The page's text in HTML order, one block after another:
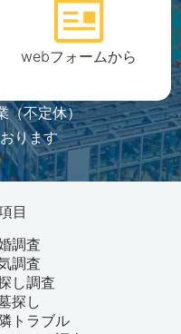
webフォームから
（不定休）
ります
目
調査
調査
し調査
探し
トラブル